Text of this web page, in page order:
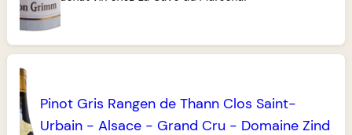
Pinot Gris Rangen de Thann Clos Saint-
Urbain- Alsace- Grand Cru - Domaine Zind